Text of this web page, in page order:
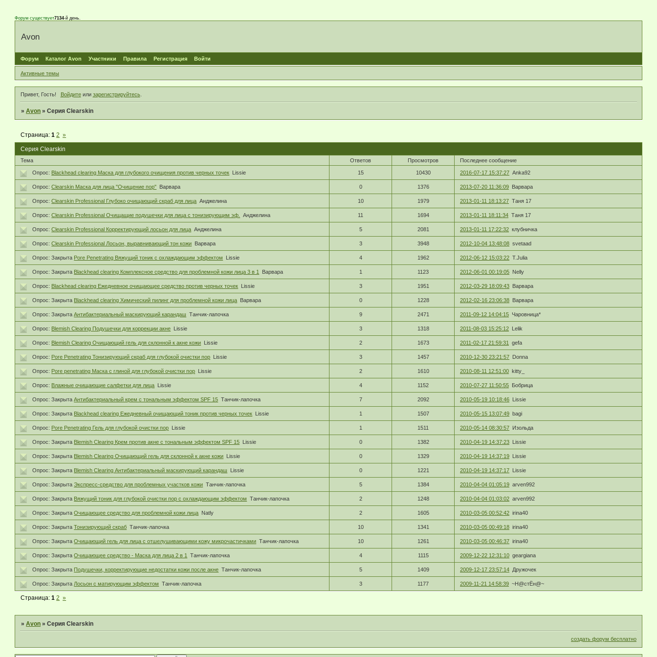
Форум существует7134-й день.
Avon
Форум Каталог Avon Участники Правила Регистрация Войти
Активные темы
Привет, Гость! Войдитеили зарегистрируйтесь.
»Avon »Серия Clearskin
Серия Clearskin
Страница:1 2 »
Тема Ответов Просмотров Последнее сообщение
Опрос: Blackhead clearing Маска для глубокого очищения против черных точек Lissie 15 10430 2016-07-17 15:37:27 Anka92
Опрос: Clearskin Маска для лица "Очищение пор" Варвара 0 1376 2013-07-20 11:36:09 Варвара
Опрос: Clearskin Professional Глубоко очищающий скраб для лица Анджелина 10 1979 2013-01-11 18:13:27 Таня 17
Опрос: Clearskin Professional Очищащие подушечки для лица с тонизирующим эф. Анджелина 11 1694 2013-01-11 18:11:34 Таня 17
Опрос: Clearskin Professional Корректирующий лосьон для лица Анджелина 5 2081 2013-01-11 17:22:32 клубничка
Опрос: Clearskin Professional Лосьон, выравнивающий тон кожи Варвара 3 3948 2012-10-04 13:48:08 svetaad
Опрос: Закрыта Pore Penetrating Вяжущий тоник с охлаждающим эффектом Lissie 4 1962 2012-06-12 15:03:22 T.Julia
Опрос: Закрыта Blackhead clearing Комплексное средство для проблемной кожи лица 3 в 1 Варвара 1 1123 2012-06-01 00:19:05 Nelly
Опрос: Blackhead clearing Ежедневное очищающее средство против черных точек Lissie 3 1951 2012-03-29 18:09:43 Варвара
Опрос: Закрыта Blackhead clearing Химический пилинг для проблемной кожи лица Варвара 0 1228 2012-02-16 23:06:38 Варвара
Опрос: ЗакрытаАнтибактериальный маскирующий карандаш Танчик-лапочка 9 2471 2011-09-12 14:04:15 Чаровница*
Опрос: Blemish Clearing Подушечки для коррекции акне Lissie 3 1318 2011-08-03 15:25:12 Lelik
Опрос: Blemish Clearing Очищающий гель для склонной к акне кожи Lissie 2 1673 2011-02-17 21:59:31 gefa
Опрос: Pore Penetrating Тонизирующий скраб для глубокой очистки пор Lissie 3 1457 2010-12-30 23:21:57 Donna
Опрос: Pore penetrating Маска с глиной для глубокой очистки пор Lissie 2 1610 2010-08-11 12:51:00 kitty_
Опрос: Влажные очищающие салфетки для лица Lissie 4 1152 2010-07-27 11:50:55 Бобрица
Опрос: ЗакрытаАнтибактериальный крем с тональным эффектом SPF 15 Танчик-лапочка 7 2092 2010-05-19 10:18:46 Lissie
Опрос: Закрыта Blackhead clearing Ежедневный очищающий тоник против черных точек Lissie 1 1507 2010-05-15 13:07:49 bagi
Опрос: Pore Penetrating Гель для глубокой очистки пор Lissie 1 1511 2010-05-14 08:30:57 Изольда
Опрос: Закрыта Blemish Clearing Крем против акне с тональным эффектом SPF 15 Lissie 0 1382 2010-04-19 14:37:23 Lissie
Опрос: Закрыта Blemish Clearing Очищающий гель для склонной к акне кожи Lissie 0 1329 2010-04-19 14:37:19 Lissie
Опрос: Закрыта Blemish Clearing Антибактериальный маскирующий карандаш Lissie 0 1221 2010-04-19 14:37:17 Lissie
Опрос: ЗакрытаЭкспресс-средство для проблемных участков кожи Танчик-лапочка 5 1384 2010-04-04 01:05:19 arven992
Опрос: Закрыта Вяжущий тоник для глубокой очистки пор с охлаждающим эффектом Танчик-лапочка 2 1248 2010-04-04 01:03:02 arven992
Опрос: ЗакрытаОчищающее средство для проблемной кожи лица Natly 2 1605 2010-03-05 00:52:42 irina40
Опрос: ЗакрытаТонизирующий скраб Танчик-лапочка 10 1341 2010-03-05 00:49:18 irina40
Опрос: ЗакрытаОчищающий гель для лица с отшелушивающими кожу микрочастичками Танчик-лапочка 10 1261 2010-03-05 00:46:37 irina40
Опрос: ЗакрытаОчищающее средство - Маска для лица 2 в 1 Танчик-лапочка 4 1115 2009-12-22 12:31:10 geargiana
Опрос: Закрыта Подушечки, корректирующие недостатки кожи после акне Танчик-лапочка 5 1409 2009-12-17 23:57:14 Дружочек
Опрос: Закрыта Лосьон с матирующим эффектом Танчик-лапочка 3 1177 2009-11-21 14:58:39 ~Н@стЁн@~
Страница:1 2 »
»Avon »Серия Clearskin
создать форум бесплатно